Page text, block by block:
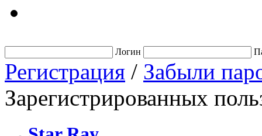
Логин
Регистрация / Забыли
Зарегистрированных